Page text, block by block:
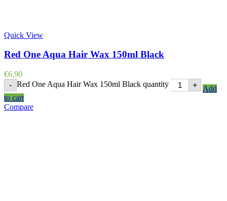
Quick View
Red One Aqua Hair Wax 150ml Black
€6,90
- Red One Aqua Hair Wax 150ml Black quantity +
Add
to cart
Compare